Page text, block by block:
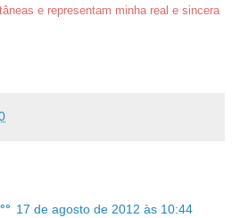
e representam minha real e sincera
17 de agosto de 2012 às 10:44